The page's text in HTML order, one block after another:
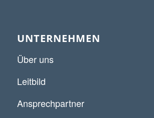
UNTERNEHMEN
Über uns
Leitbild
Ansprechpartner